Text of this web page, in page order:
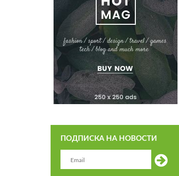
ПОДПИСКА НА НОВОСТИ